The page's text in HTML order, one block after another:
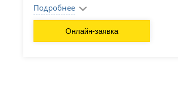
Подробнее
Онлайн-заявка